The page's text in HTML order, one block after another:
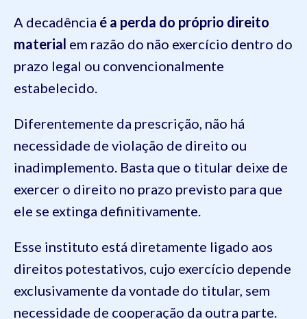
A decadência é a perda do próprio direito
material em razão do não exercício dentro do
prazo legal ou convencionalmente
estabelecido.
Diferentemente da prescrição, não há
necessidade de violação de direito ou
inadimplemento. Basta que o titular deixe de
exercer o direito no prazo previsto para que
ele se extinga definitivamente.
Esse instituto está diretamente ligado aos
direitos potestativos, cujo exercício depende
exclusivamente da vontade do titular, sem
necessidade de cooperação da outra parte.